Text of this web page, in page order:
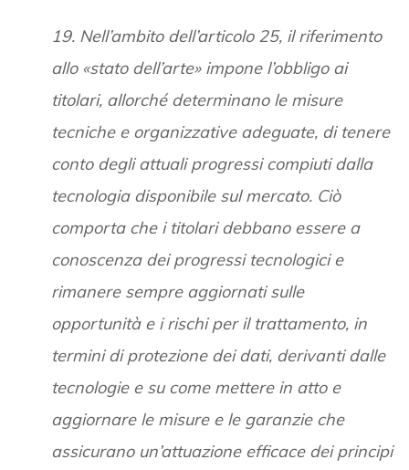
19. Nell’ambito dell’articolo 25, il riferimento
allo «stato dell’arte» impone l’obbligo ai
titolari, allorché determinano le misure
tecniche e organizzative adeguate, di tenere
conto degli attuali progressi compiuti dalla
tecnologia disponibile sul mercato. Ciò
comporta che i titolari debbano essere a
conoscenza dei progressi tecnologici e
rimanere sempre aggiornati sulle
opportunità e i rischi per il trattamento, in
termini di protezione dei dati, derivanti dalle
tecnologie e su come mettere in atto e
aggiornare le misure e le garanzie che
assicurano un’attuazione efficace dei principi